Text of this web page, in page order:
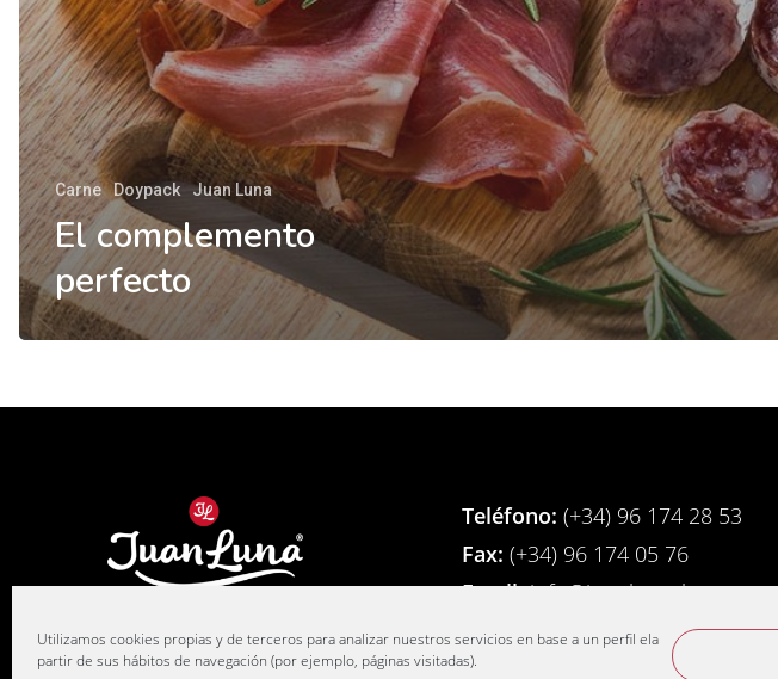
Utilizamos cookies propias y de terceros para analizar nuestros servicios en base a un perfil elaborado a
partir de sus hábitos de navegación (por ejemplo, páginas visitadas).
Carne Doypack Juan Luna
El complemento
perfecto
Teléfono: (+34) 96 174 28 53
Fax: (+34) 96 174 05 76
Email:info@juanlunaslu.com